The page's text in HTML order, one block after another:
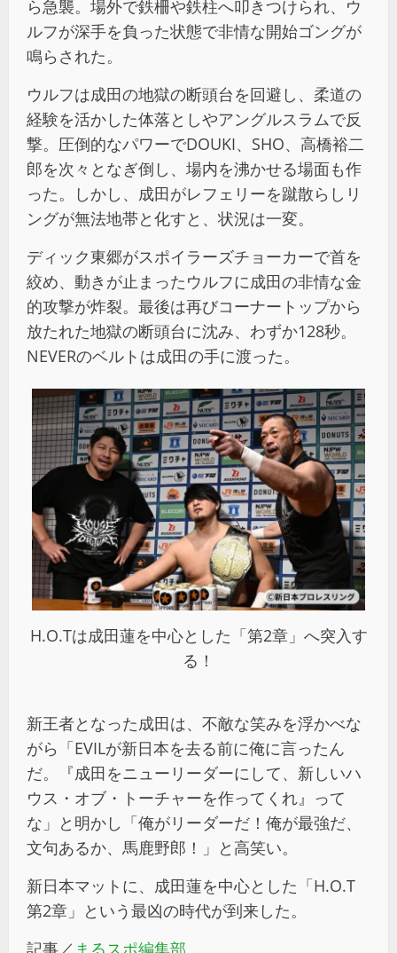
ら急襲。場外で鉄柵や鉄柱へ叩きつけられ、ウ
ルフが深手を負った状態で非情な開始ゴングが
鳴らされた。
ウルフは成田の地獄の断頭台を回避し、柔道の
経験を活かした体落としやアングルスラムで反
撃。圧倒的なパワーでDOUKI、SHO、高橋裕二
郎を次々となぎ倒し、場内を沸かせる場面も作
った。しかし、成田がレフェリーを蹴散らしリ
ングが無法地帯と化すと、状況は一変。
ディック東郷がスポイラーズチョーカーで首を
絞め、動きが止まったウルフに成田の非情な金
的攻撃が炸裂。最後は再びコーナートップから
放たれた地獄の断頭台に沈み、わずか128秒。
NEVERのベルトは成田の手に渡った。
H.O.Tは成田蓮を中心とした「第2章」へ突入す
る！
新王者となった成田は、不敵な笑みを浮かべな
がら「EVILが新日本を去る前に俺に言ったん
だ。『成田をニューリーダーにして、新しいハ
ウス・オブ・トーチャーを作ってくれ』って
な」と明かし「俺がリーダーだ！俺が最強だ、
文句あるか、馬鹿野郎！」と高笑い。
新日本マットに、成田蓮を中心とした「H.O.T
第2章」という最凶の時代が到来した。
記事／ まるスポ編集部